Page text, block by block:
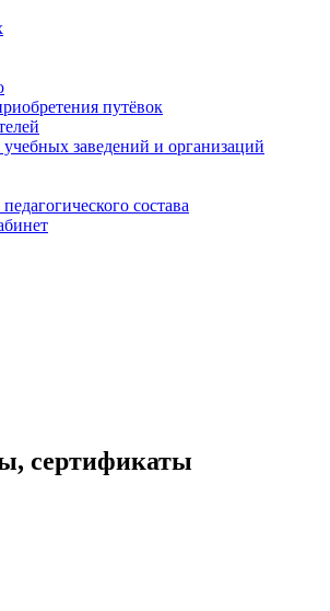
путёвок
заведений и организаций
состава
сертификаты